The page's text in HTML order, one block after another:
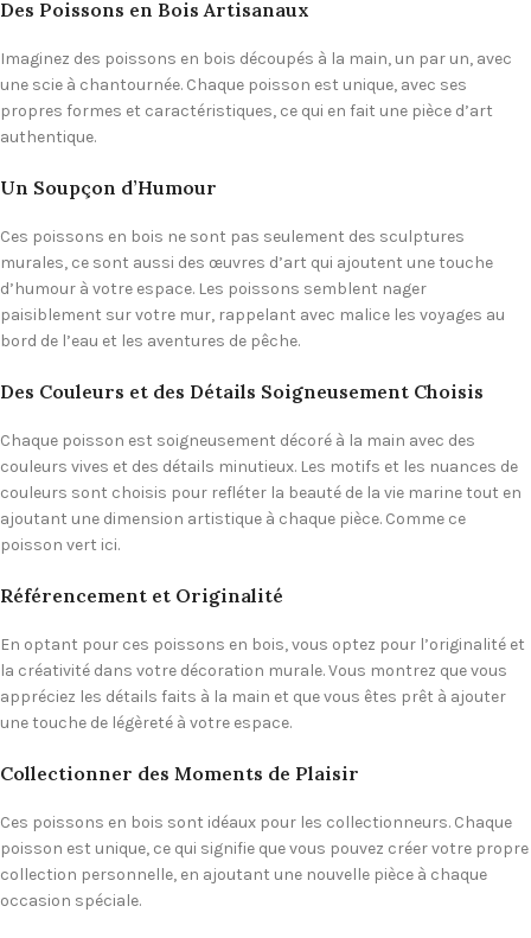
Des Poissons en Bois Artisanaux
Imaginez des poissons en bois découpés à la main, un par un, avec
une scie à chantournée. Chaque poisson est unique, avec ses
propres formes et caractéristiques, ce qui en fait une pièce d’art
authentique.
Un Soupçon d’Humour
Ces poissons en bois ne sont pas seulement des sculptures
murales, ce sont aussi des œuvres d’art qui ajoutent une touche
d’humour à votre espace. Les poissons semblent nager
paisiblement sur votre mur, rappelant avec malice les voyages au
bord de l’eau et les aventures de pêche.
Des Couleurs et des Détails Soigneusement Choisis
Chaque poisson est soigneusement décoré à la main avec des
couleurs vives et des détails minutieux. Les motifs et les nuances de
couleurs sont choisis pour refléter la beauté de la vie marine tout en
ajoutant une dimension artistique à chaque pièce. Comme ce
poisson vert ici.
Référencement et Originalité
En optant pour ces poissons en bois, vous optez pour l’originalité et
la créativité dans votre décoration murale. Vous montrez que vous
appréciez les détails faits à la main et que vous êtes prêt à ajouter
une touche de légèreté à votre espace.
Collectionner des Moments de Plaisir
Ces poissons en bois sont idéaux pour les collectionneurs. Chaque
poisson est unique, ce qui signifie que vous pouvez créer votre propre
collection personnelle, en ajoutant une nouvelle pièce à chaque
occasion spéciale.